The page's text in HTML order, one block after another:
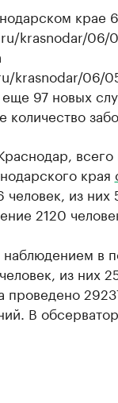
крае
krasnodar/06/
krasnodar/06/
97 новых
края
человек, из
2120
в
из них
проведено
В